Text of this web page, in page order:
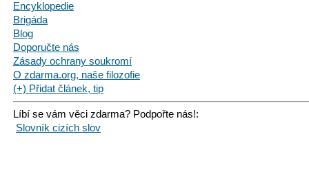
Encyklopedie
Brigáda
Blog
Doporučte nás
Zásady ochrany soukromí
O zdarma.org, naše filozofie
(+) Přidat článek, tip
Líbí se vám věci zdarma? Podpořte nás!:
Slovník cizích slov